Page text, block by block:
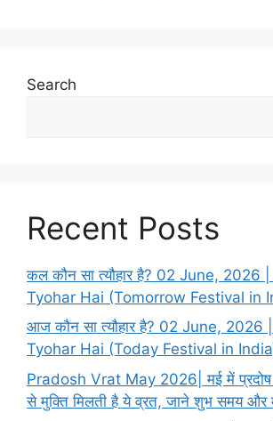
s
Search
Recent Posts
कल कौन सा त्यौहार है? 02 June, 2026
Tyohar Hai (Tomorrow Festival in
आज कौन सा त्यौहार है? 02 June,
Tyohar Hai (Today Festival in
Pradosh Vrat May 2026| मई में प्रदोष
से मुक्ति मिलती है ये व्रत, जाने शुभ समय और